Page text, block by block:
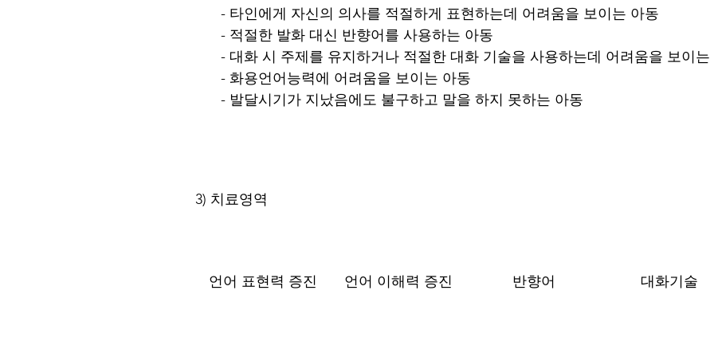
- 타인에게 자신의 의사를 적절하게 표현하는데 어려움을 보이는 아동
- 적절한 발화 대신 반향어를 사용하는 아동
- 대화 시 주제를 유지하거나 적절한 대화 기술을 사용하는데 어려움을 보이는
- 화용언어능력에 어려움을 보이는 아동
- 발달시기가 지났음에도 불구하고 말을 하지 못하는 아동
3) 치료영역
언어 표현력 증진 언어 이해력 증진 반향어 ​대화기술